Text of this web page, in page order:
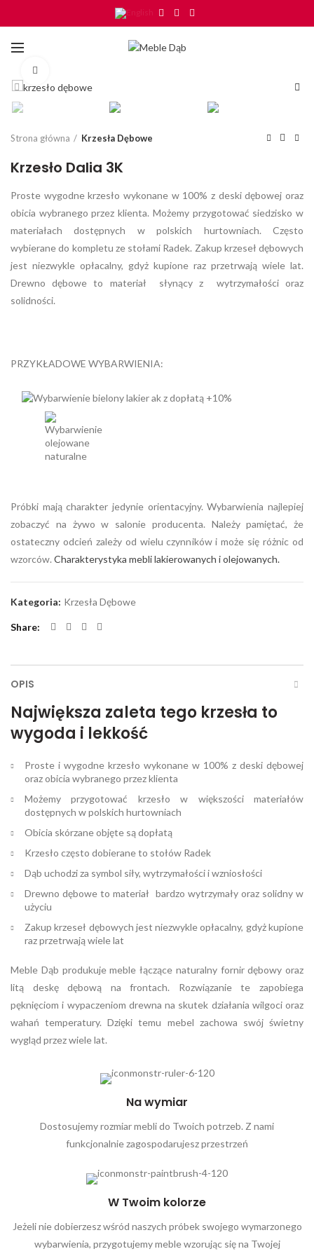
Strona główna Krzesła Dębowe
Krzesło Dalia 3K
Proste wygodne krzesło wykonane w 100% z deski dębowej oraz
obicia wybranego przez klienta. Możemy przygotować siedzisko w
materiałach dostępnych w polskich hurtowniach. Często
wybierane do kompletu ze stołami Radek. Zakup krzeseł dębowych
jest niezwykle opłacalny, gdyż kupione raz przetrwają wiele lat.
Drewno dębowe to materiał słynący z wytrzymałości oraz
solidności.
PRZYKŁADOWE WYBARWIENIA:
Próbki mają charakter jedynie orientacyjny. Wybarwienia najlepiej
zobaczyć na żywo w salonie producenta. Należy pamiętać, że
ostateczny odcień zależy od wielu czynników i może się różnic od
wzorców.Charakterystyka mebli lakierowanych i olejowanych.
Kategoria: Krzesła Dębowe
Share
OPIS
Największa zaleta tego krzesła to
wygoda i lekkość
Proste i wygodne krzesło wykonane w 100% z deski dębowej
oraz obicia wybranego przez klienta
Możemy przygotować krzesło w większości materiałów
dostępnych w polskich hurtowniach
Obicia skórzane objęte są dopłatą
Krzesło często dobierane to stołów Radek
Dąb uchodzi za symbol siły, wytrzymałości i wzniosłości
Drewno dębowe to materiał bardzo wytrzymały oraz solidny w
użyciu
Zakup krzeseł dębowych jest niezwykle opłacalny, gdyż kupione
raz przetrwają wiele lat
Meble Dąb produkuje meble łączące naturalny fornir dębowy oraz
litą deskę dębową na frontach. Rozwiązanie te zapobiega
pęknięciom i wypaczeniom drewna na skutek działania wilgoci oraz
wahań temperatury. Dzięki temu mebel zachowa swój świetny
wygląd przez wiele lat.
Na wymiar
Dostosujemy rozmiar mebli do Twoich potrzeb. Z nami
funkcjonalnie zagospodarujesz przestrzeń
W Twoim kolorze
Jeżeli nie dobierzesz wśród naszych próbek swojego wymarzonego
wybarwienia, przygotujemy meble wzorując się na Twojej